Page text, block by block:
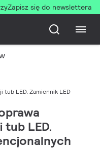
Zapisz się do newslettera
LED. Zamiennik LED
LED.